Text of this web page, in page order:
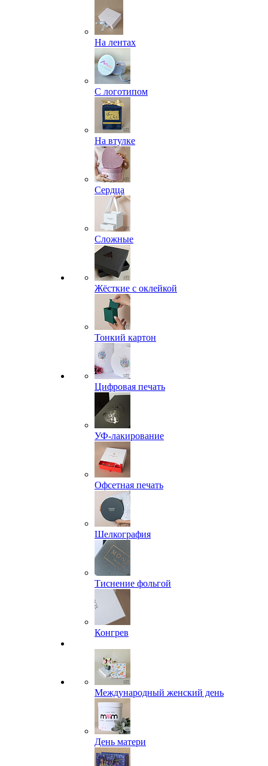
На лентах
С логотипом
На втулке
Сердца
Сложные
Жёсткие с оклейкой
Тонкий картон
Цифровая печать
УФ-лакирование
Офсетная печать
Шелкография
Тиснение фольгой
Конгрев
Международный женский день
День матери